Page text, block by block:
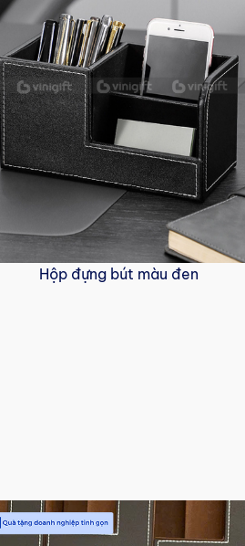
Hộp đựng bút màu đen